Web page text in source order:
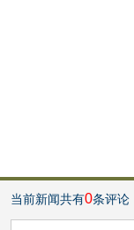
当前新闻共有0条评论